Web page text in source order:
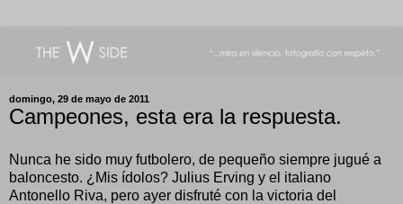
domingo, 29 de mayo de 2011
Campeones, esta era la respuesta.
Nunca he sido muy futbolero, de pequeño siempre jugué a
baloncesto. ¿Mis ídolos? Julius Erving y el italiano
Antonello Riva, pero ayer disfruté con la victoria del